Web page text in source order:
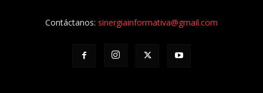
Contáctanos: sinergiainformativa@gmail.com